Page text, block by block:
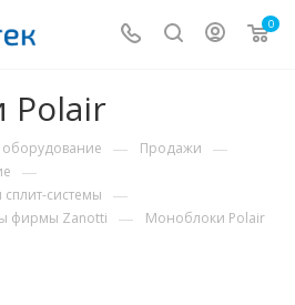
0
Polair
— Продажи —
—
системы —
фирмы Zanotti — Моноблоки Polair